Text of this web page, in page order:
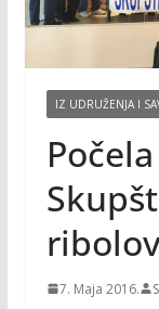
IZ UDRUŽENJA I
7. Maja 2016.